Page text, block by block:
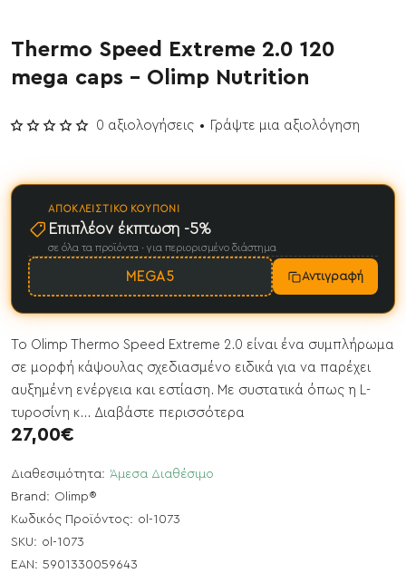
Thermo Speed Extreme 2.0 120
mega caps - Olimp Nutrition
Διαθεσιμότητα: Άμεσα Διαθέσιμο
Brand: Olimp®
Κωδικός Προϊόντος: ol-1073
SKU: ol-1073
EAN: 5901330059643
0 αξιολογήσεις • Γράψτε μια αξιολόγηση
27,00€
ΑΠΟΚΛΕΙΣΤΙΚΌ ΚΟΥΠΌΝΙ
Επιπλέον έκπτωση -5%
σε όλα τα προϊόντα · για περιορισμένο διάστημα
MEGA5 Αντιγραφή
Το Olimp Thermo Speed Extreme 2.0 είναι ένα συμπλήρωμα
σε μορφή κάψουλας σχεδιασμένο ειδικά για να παρέχει
αυξημένη ενέργεια και εστίαση. Με συστατικά όπως η L-
τυροσίνη κ... Διαβάστε περισσότερα